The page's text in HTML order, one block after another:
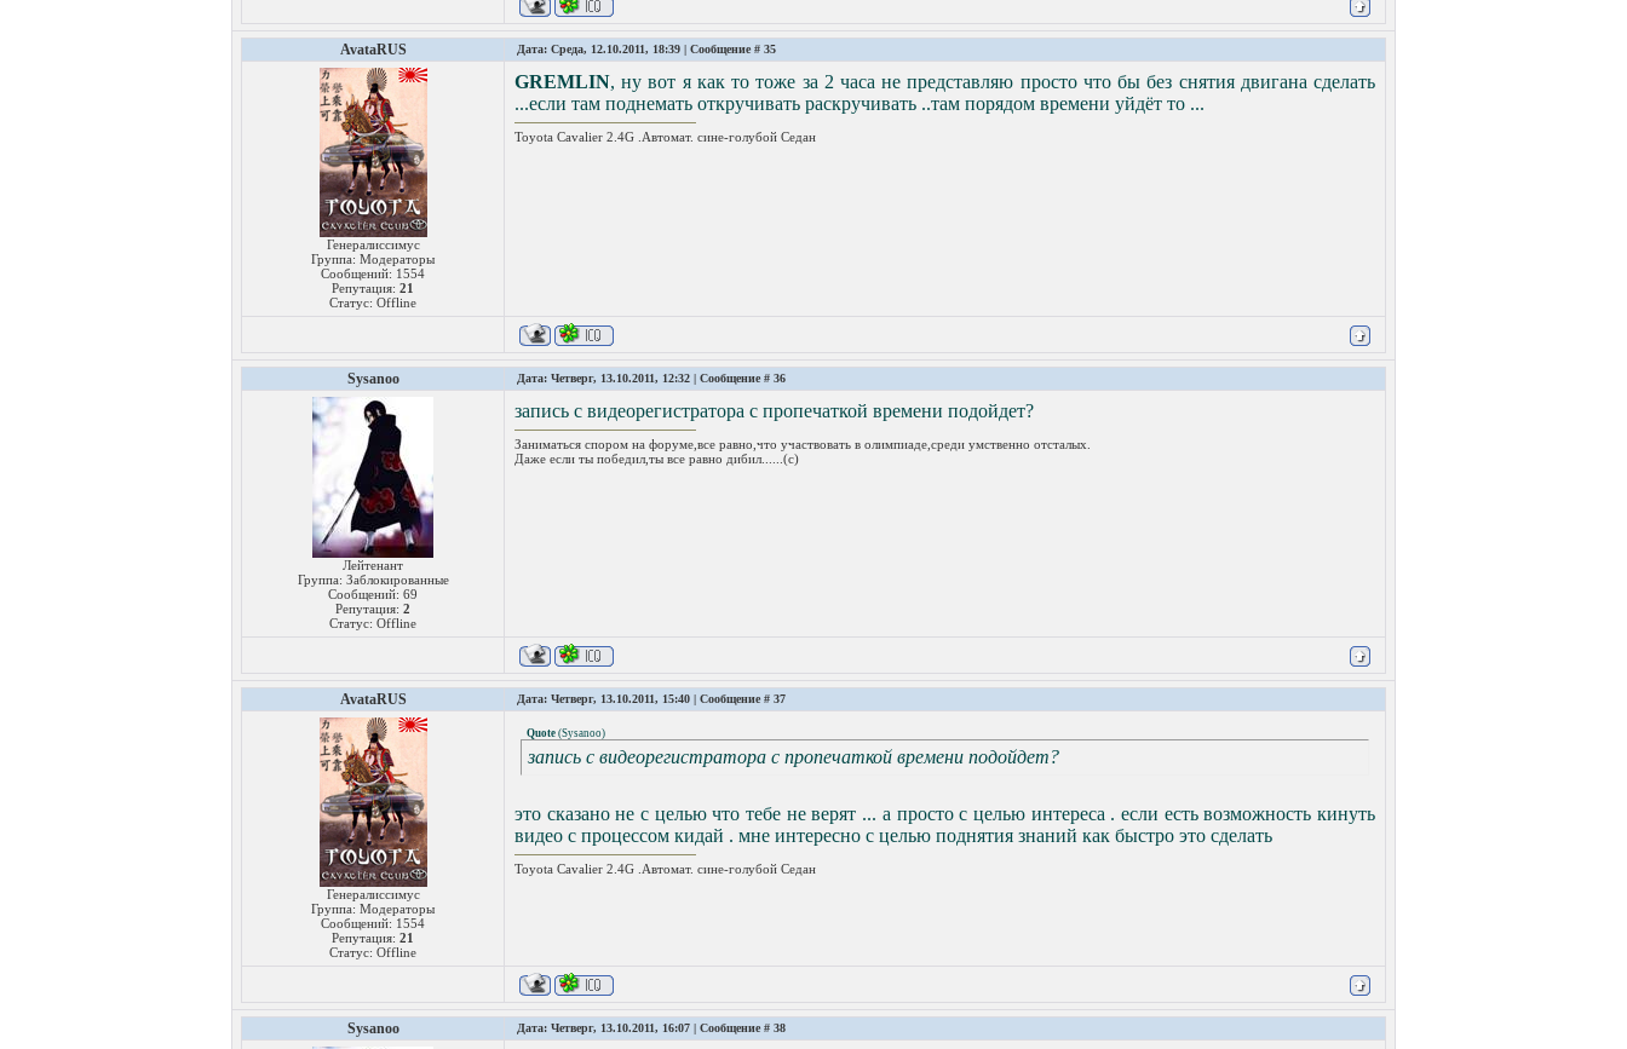
AvataRUS Дата: Среда, 12.10.2011, 18:39 | Сообщение # 35
Генералиссимус
Группа: Модераторы
Сообщений: 1554
Репутация: 21
Статус: Offline
GREMLIN, ну вот я как то тоже за 2 часа не представляю просто что бы без снятия двигана сделать
...если там поднемать откручивать раскручивать ..там порядом времени уйдёт то ...
Toyota Cavalier 2.4G .Автомат. сине-голубой Седан
Sysanoo Дата: Четверг, 13.10.2011, 12:32 | Сообщение # 36
Лейтенант
Группа: Заблокированные
Сообщений: 69
Репутация: 2
Статус: Offline
запись с видеорегистратора с пропечаткой времени подойдет?
Заниматься спором на форуме,все равно,что участвовать в олимпиаде,среди умственно отсталых.
Даже если ты победил,ты все равно дибил......(с)
AvataRUS Дата: Четверг, 13.10.2011, 15:40 | Сообщение # 37
Генералиссимус
Группа: Модераторы
Сообщений: 1554
Репутация: 21
Статус: Offline
Quote (Sysanoo)
запись с видеорегистратора с пропечаткой времени подойдет?
это сказано не с целью что тебе не верят ... а просто с целью интереса . если есть возможность кинуть
видео с процессом кидай . мне интересно с целью поднятия знаний как быстро это сделать
Toyota Cavalier 2.4G .Автомат. сине-голубой Седан
Sysanoo Дата: Четверг, 13.10.2011, 16:07 | Сообщение # 38